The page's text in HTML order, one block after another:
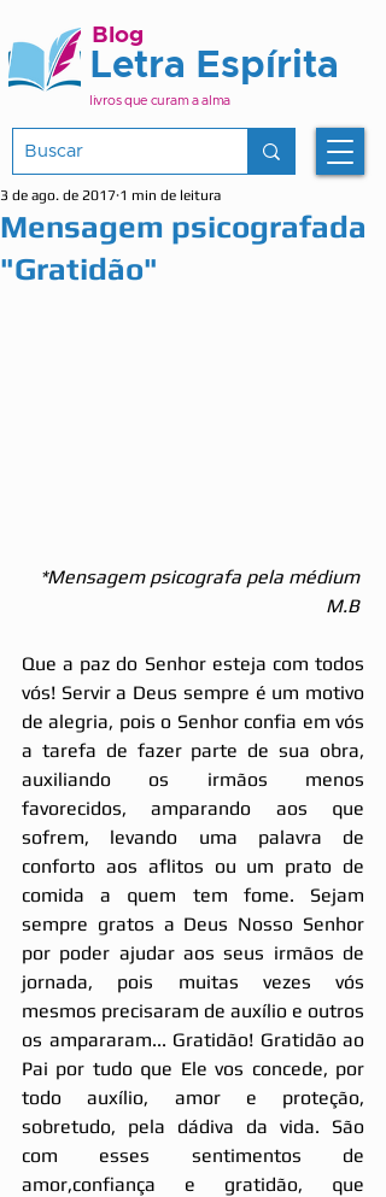
Letra Espírita
Blog
livros que curam a alma
Mensagem psicografada
"Gratidão"
3 de ago. de 2017 1 min de leitura
M.B
Que a paz do Senhor esteja com todos
vós! Servir a Deus sempre é um motivo
de alegria, pois o Senhor confia em vós
a tarefa de fazer parte de sua obra,
auxiliando os irmãos menos
favorecidos, amparando aos que
sofrem, levando uma palavra de
conforto aos aflitos ou um prato de
comida a quem tem fome. Sejam
sempre gratos a Deus Nosso Senhor
por poder ajudar aos seus irmãos de
jornada, pois muitas vezes vós
mesmos precisaram de auxílio e outros
os ampararam... Gratidão! Gratidão ao
Pai por tudo que Ele vos concede, por
todo auxílio, amor e proteção,
sobretudo, pela dádiva da vida. São
com esses sentimentos de
amor,confiança e gratidão, que